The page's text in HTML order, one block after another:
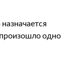
одно